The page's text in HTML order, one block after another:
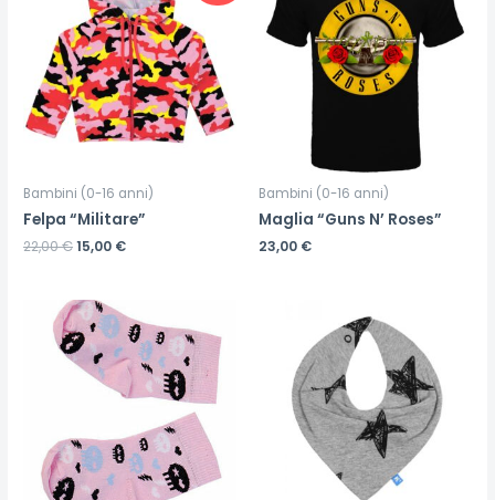
Bambini (0-16 anni)
Felpa “Militare”
22,00€15,00 €
Bambini (0-16 anni)
Maglia “Guns N’ Roses”
23,00 €